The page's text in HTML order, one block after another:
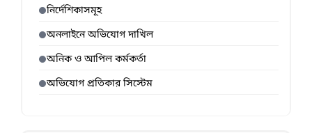
নির্দেশিকাসমূহ
অনলাইনে অভিযোগ দাখিল
অনিক ও আপিল কর্মকর্তা
অভিযোগ প্রতিকার সিস্টেম